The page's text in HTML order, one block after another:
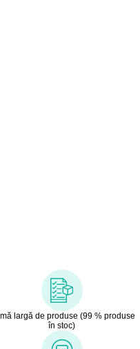
largă de produse (99 % produse
în stoc)